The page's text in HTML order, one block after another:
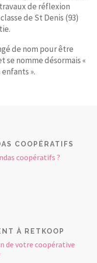
de réflexion
de St Denis (93)
de nom pour être
se nomme désormais «
».
COOPÉRATIFS
coopératifs ?
À RETKOOP
de votre coopérative